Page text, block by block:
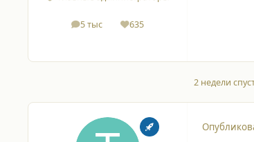
5 тыс
сообщения635
Репутация
2 недели